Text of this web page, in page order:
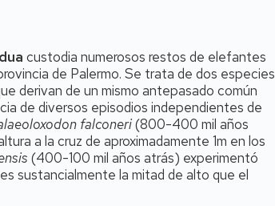
custodia numerosos restos de elefantes
de Palermo. Se trata de dos especies
derivan de un mismo antepasado común
de diversos episodios independientes de
falconeri(800-400 mil años
a la cruz de aproximadamente 1m en los
(400-100 mil años atrás) experimentó
sustancialmente la mitad de alto que el